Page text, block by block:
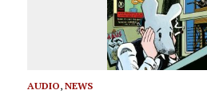
AUDIO, NEWS